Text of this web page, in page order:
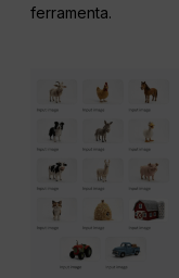
ferramenta.